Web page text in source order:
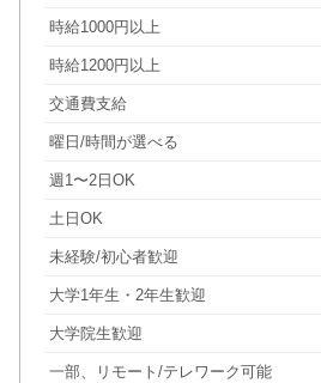
時給1000円以上
時給1200円以上
交通費支給
曜日/時間が選べる
週1〜2日OK
土日OK
未経験/初心者歓迎
大学1年生・2年生歓迎
大学院生歓迎
一部、リモート/テレワーク可能